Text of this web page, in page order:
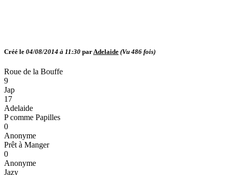
Créé le 04/08/2014 à 11:30 parAdelaide (Vu 486 fois)
Roue de la Bouffe
9
Jap
17
Adelaide
P comme Papilles
0
Anonyme
Prêt à Manger
0
Anonyme
Jazy